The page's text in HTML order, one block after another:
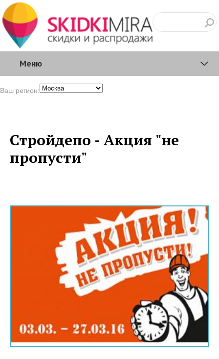
Меню
Ваш регион:
Стройдепо - Акция "не
пропусти"